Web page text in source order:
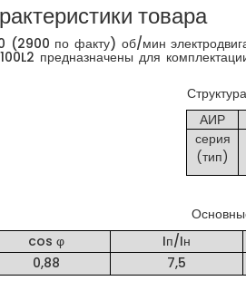
товара
по факту) об/мин
предназначены для
АИР
серия
(тип)
cos φ
Iп/Iн
0,88
7,5